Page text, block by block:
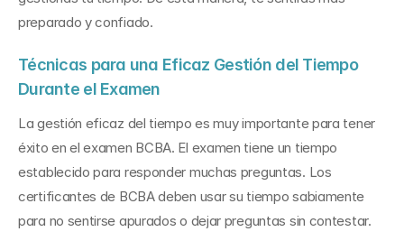
preparado y confiado.
Técnicas para una Eficaz Gestión del Tiempo
Durante el Examen
La gestión eficaz del tiempo es muy importante para tener
éxito en el examen BCBA. El examen tiene un tiempo
establecido para responder muchas preguntas. Los
certificantes de BCBA deben usar su tiempo sabiamente
para no sentirse apurados o dejar preguntas sin contestar.